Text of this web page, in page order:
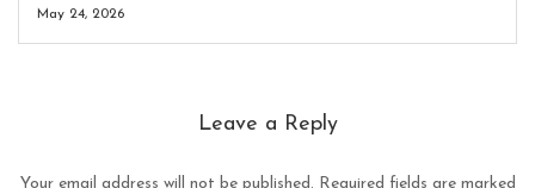
May 24, 2026
Leave a Reply
Your email address will not be published. Required fields are marked